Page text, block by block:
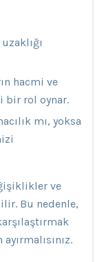
hacmi ve
bir rol oynar.
mı, yoksa
ve
Bu nedenle,